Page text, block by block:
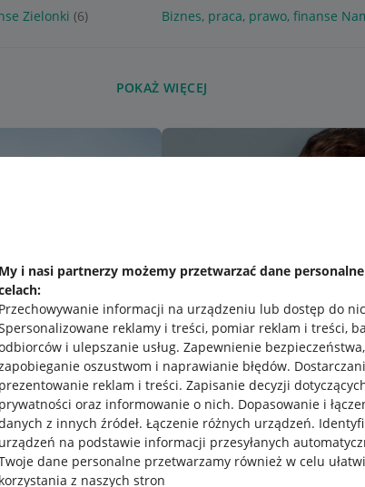
My i nasi partnerzy możemy przetwarzać dane
Przechowywanie informacji na urządzeniu lub dostęp do
reklamy i treści, pomiar reklam i treści,
i ulepszanie usług. Zapewnienie bezpieczeństwa,
oszustwom i naprawianie błędów.
prezentowanie reklam i treści. Zapisanie decyzji
prywatności oraz informowanie o nich. Dopasowanie i
z innych źródeł. Łączenie różnych urządzeń.
urządzeń na podstawie informacji przesyłanych
dane personalne przetwarzamy również w celu
korzystania z naszych stron
Zielonki (6) Biznes, praca, prawo, finanse
POKAŻ WIĘCEJ
Pobierz aplikację